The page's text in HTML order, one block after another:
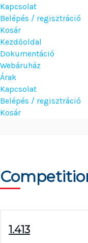
Kapcsolat
Belépés / regisztráció
Kosár
Kezdőoldal
Dokumentáció
Webáruház
Árak
Kapcsolat
Belépés / regisztráció
Kosár
1.413